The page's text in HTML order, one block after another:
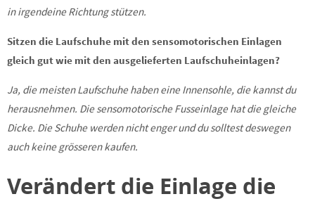
in irgendeine Richtung stützen.
Sitzen die Laufschuhe mit den sensomotorischen Einlagen
gleich gut wie mit den ausgelieferten Laufschuheinlagen?
Ja, die meisten Laufschuhe haben eine Innensohle, die kannst du
herausnehmen. Die sensomotorische Fusseinlage hat die gleiche
Dicke. Die Schuhe werden nicht enger und du solltest deswegen
auch keine grösseren kaufen.
Verändert die Einlage die